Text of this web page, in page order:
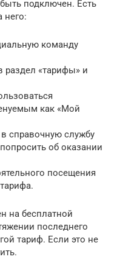
подключен. Есть
него:
команду
раздел «тарифы» и
как «Мой
справочную службу
об оказании
посещения
на бесплатной
последнего
тариф. Если это не